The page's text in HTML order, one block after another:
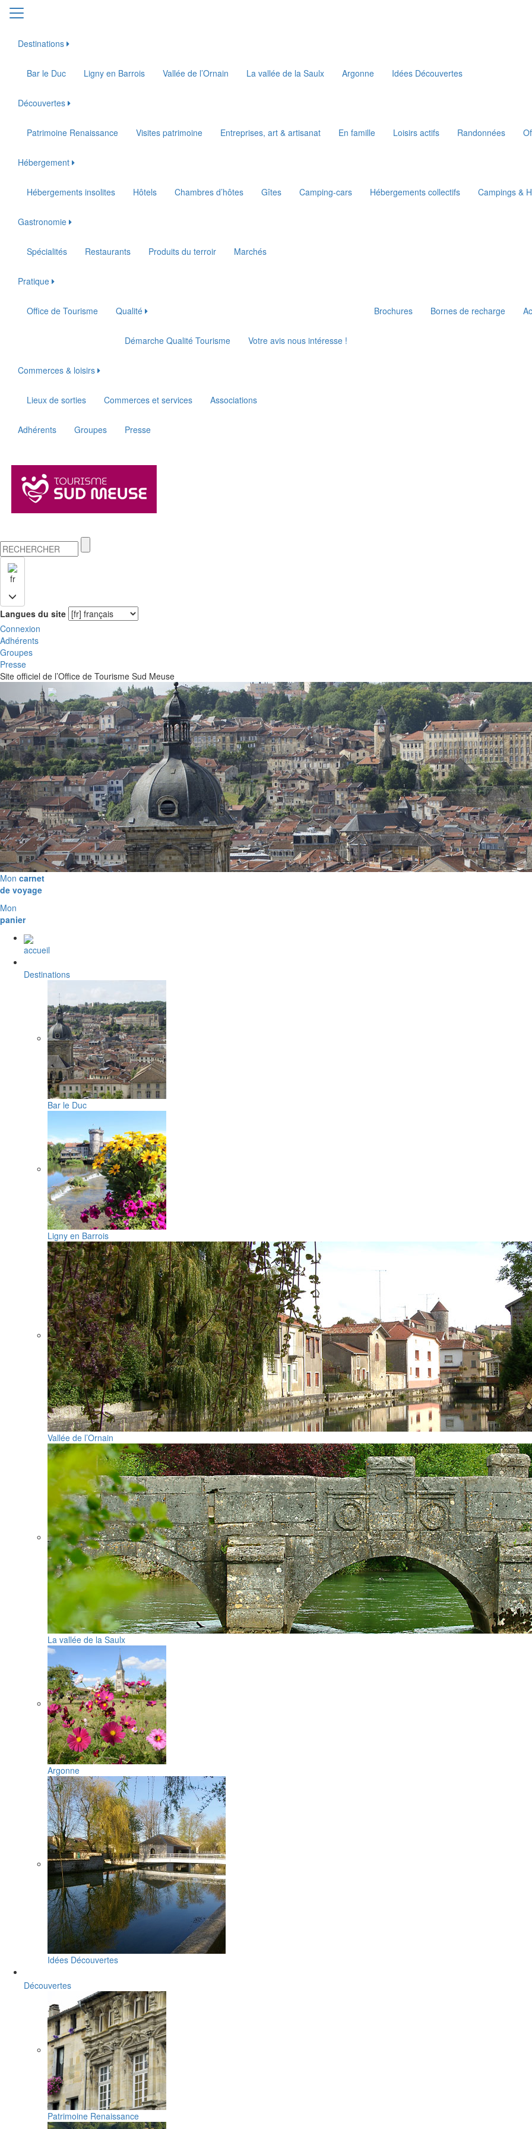
Destinations
Bar le Duc Ligny en Barrois Vallée de l’Ornain La vallée de la Saulx Argonne Idées Découvertes
Découvertes
Patrimoine Renaissance Visites patrimoine Entreprises, art & artisanat En famille Loisirs actifs Randonnées
Hébergement
Hébergements insolites Hôtels Chambres d’hôtes Gîtes Camping-cars Hébergements collectifs Campings &
Gastronomie
Spécialités Restaurants Produits du terroir Marchés
Pratique
Office de Tourisme Qualité
Démarche Qualité Tourisme Votre avis nous intéresse !
Brochures Bornes de recharge
Commerces & loisirs
Lieux de sorties Commerces et services Associations
Adhérents Groupes Presse
fr
Langues du site
Connexion
Adhérents
Groupes
Presse
Site officiel de l’Office de Tourisme Sud Meuse
Previous
Mon carnet
de voyage
Mon
panier
accueil
Destinations
Bar le Duc
Ligny en Barrois
Vallée de l’Ornain
La vallée de la Saulx
Argonne
Idées Découvertes
Découvertes
Patrimoine Renaissance